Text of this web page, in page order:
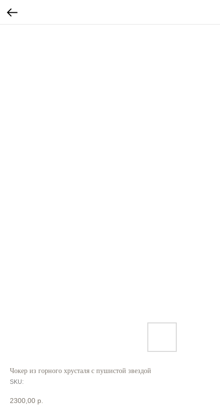
Чокер из горного хрусталя с пушистой звездой
SKU:
2300,00 р.